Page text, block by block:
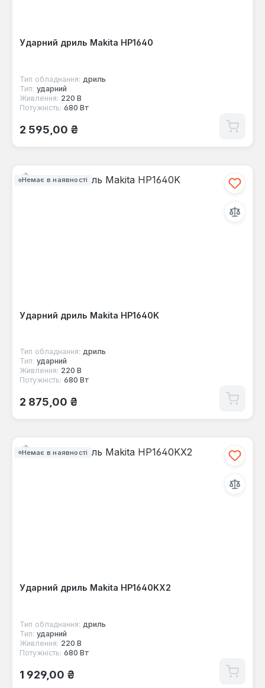
Ударний дриль Makita HP1640
Тип обладнання: дриль
Тип: ударний
Живлення: 220 В
Потужність: 680 Вт
Звичайна ціна:
2 595,00 ₴
Немає в наявності
Ударний дриль Makita HP1640K
Тип обладнання: дриль
Тип: ударний
Живлення: 220 В
Потужність: 680 Вт
Звичайна ціна:
2 875,00 ₴
Немає в наявності
Ударний дриль Makita HP1640KX2
Тип обладнання: дриль
Тип: ударний
Живлення: 220 В
Потужність: 680 Вт
Звичайна ціна:
1 929,00 ₴